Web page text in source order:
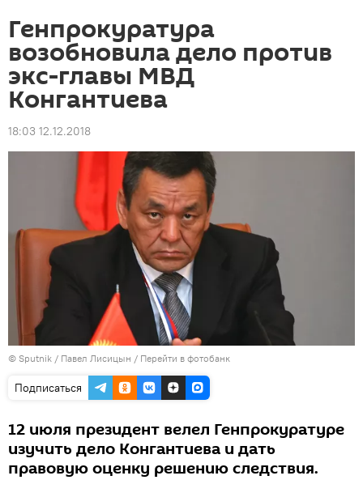
Генпрокуратура
возобновила дело против
экс-главы МВД
Конгантиева
18:03 12.12.2018
© Sputnik / Павел Лисицын / Перейти в фотобанк
Подписаться
12 июля президент велел Генпрокуратуре
изучить дело Конгантиева и дать
правовую оценку решению следствия.